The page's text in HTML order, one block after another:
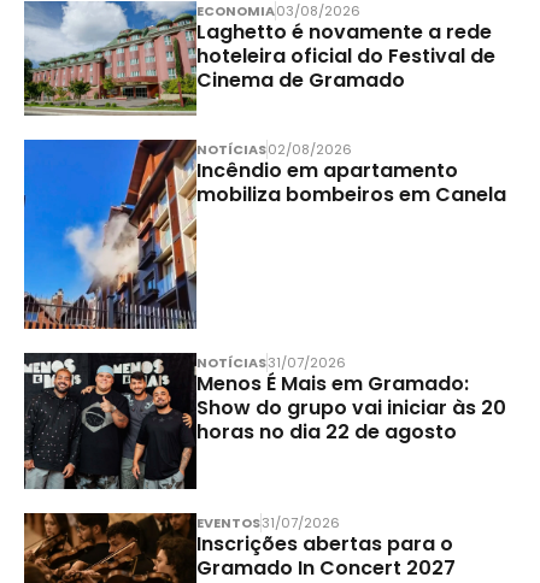
ECONOMIA03/08/2026
Laghetto é novamente a rede
hoteleira oficial do Festival de
Cinema de Gramado
NOTÍCIAS02/08/2026
Incêndio em apartamento
mobiliza bombeiros em Canela
NOTÍCIAS31/07/2026
Menos É Mais em Gramado:
Show do grupo vai iniciar às 20
horas no dia 22 de agosto
EVENTOS31/07/2026
Inscrições abertas para o
Gramado In Concert 2027